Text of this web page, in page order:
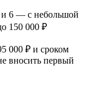
и 6 — с небольшой
150 000 ₽
000 ₽ и сроком
вносить первый